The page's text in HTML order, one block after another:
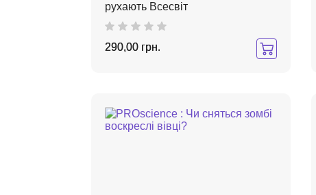
рухають Всесвіт
290,00 грн.